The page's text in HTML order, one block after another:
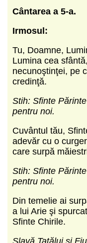
Cântarea a 5-a.
Irmosul:
Tu, Doamne,
Lumina cea
necunoştinţei, pe
credinţă.
Stih: Sfinte
pentru noi.
Cuvântul tău,
adevăr cu o
care surpă
Stih: Sfinte
pentru noi.
Din temelie ai
a lui Arie şi
Sfinte Chirile.
Slavă Tatălui şi